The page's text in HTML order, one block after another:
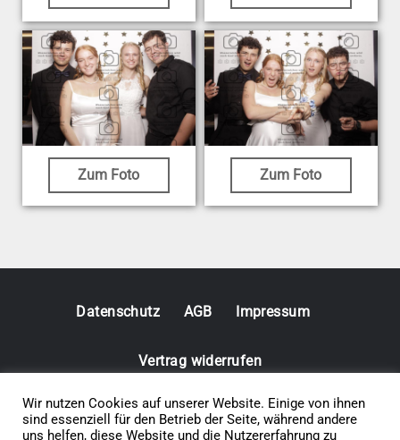
Zum Foto Zum Foto
© 2026 • Elephants 5
Datenschutz AGB Impressum
Vertrag widerrufen
Wir nutzen Cookies auf unserer Website. Einige von ihnen
sind essenziell für den Betrieb der Seite, während andere
uns helfen, diese Website und die Nutzererfahrung zu